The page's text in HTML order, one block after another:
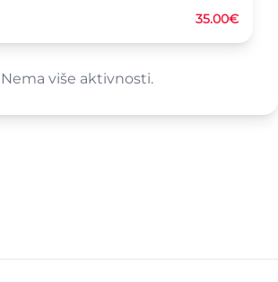
35.00€
Nema više aktivnosti.